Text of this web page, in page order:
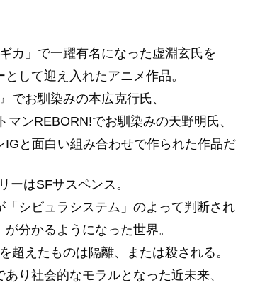
カ」で一躍有名になった虚淵玄氏を
して迎え入れたアニメ作品。
でお馴染みの本広克行氏、
ンREBORN!でお馴染みの天野明氏、
と面白い組み合わせで作られた作品だ
ーはSFサスペンス。
シビュラシステム」のよって判断され
分かるようになった世界。
超えたものは隔離、または殺される。
り社会的なモラルとなった近未来、